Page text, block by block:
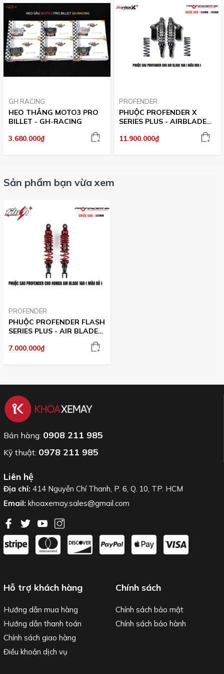
và bắt mắt hơn.
Profender Flash Series Plus AIR BLADE là lựa chọn phù
hợp cho người dùng muốn nâng cấp hệ thống giảm xóc
sau, cải thiện độ êm ái, tăng độ ổn định và mang lại trải
nghiệm lái xe tốt hơn trong quá trình sử dụng hằng ngày.
GH RACING
HEO THẮNG MOTO3 PRO
BILLET - GH-RACING
3.680.000₫
PROFENDER
PHUỘC PROFENDER X
SERIES PLUS - AIRBLADE
11.900.000₫
Sản phẩm bạn vừa xem
PROFENDER
PHUỘC PROFENDER FLASH
SERIES PLUS - AIR BLADE
7.000.000₫
Bán hàng: 0908 211 985
Kỹ thuật: 0978 211 985
Liên hệ
Địa chỉ: 414 Nguyễn Chí Thanh, P. 6, Q. 10, TP. HCM
Email: khoaxemay.sales@gmail.com
Hỗ trợ khách hàng
Hướng dẫn mua hàng
Hướng dẫn thanh toán
Chính sách giao hàng
Điều khoản dịch vụ
Chính sách
Chính sách bảo mật
Chính sách bảo hành